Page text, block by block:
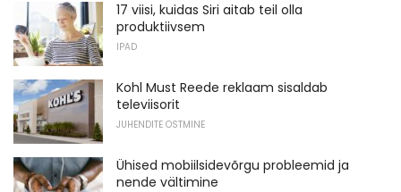
17 viisi, kuidas Siri aitab teil olla
produktiivsem
IPAD
Kohl Must Reede reklaam sisaldab
televiisorit
JUHENDITE OSTMINE
Ühised mobiilsidevõrgu probleemid ja
nende vältimine